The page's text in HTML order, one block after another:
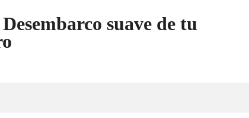
suave de tu